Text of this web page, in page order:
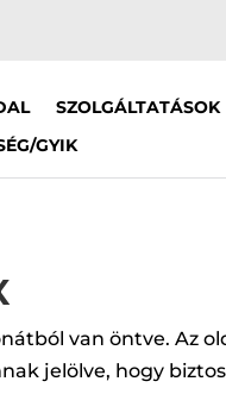
SZOLGÁLTATÁSOK
GYIK
van öntve. Az
jelölve, hogy